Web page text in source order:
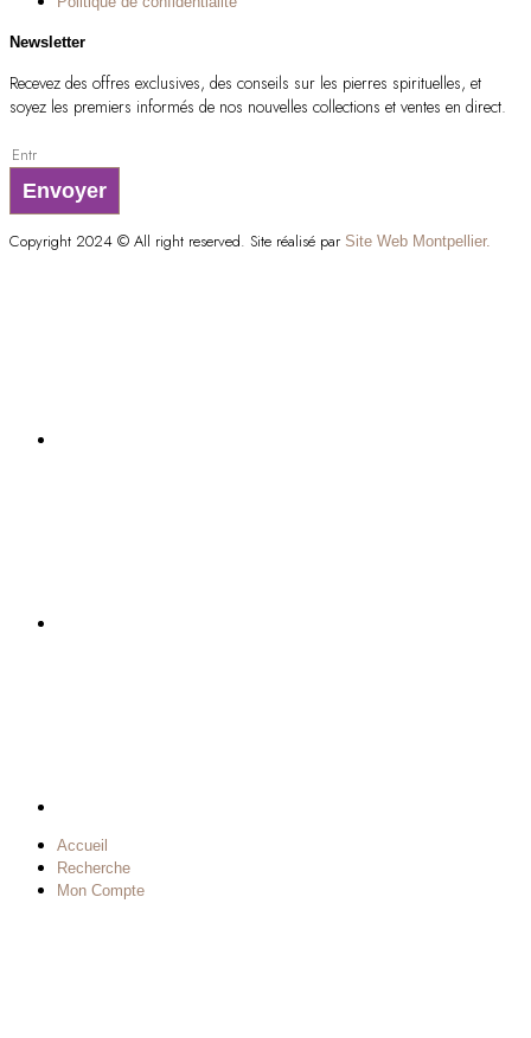
Newsletter
Recevez des offres exclusives, des conseils sur les pierres spirituelles, et
soyez les premiers informés de nos nouvelles collections et ventes en direct.
Envoyer
Copyright 2024 © All right reserved. Site réalisé par Site Web Montpellier.
Accueil
Recherche
Mon Compte